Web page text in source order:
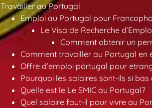
Travailler au Portugal
Emploi au Portugal pour
Le Visa de Recherche
Comment obtenir un
Comment travailler au Portugal en
Offre d’emploi portugal pour
Pourquoi les salaires sont-ils si bas
Quelle est le Le SMIC au Portugal?
Quel salaire faut-il pour vivre au